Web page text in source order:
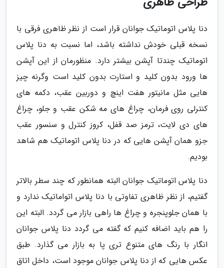
دنا پلاس اتوماتیک جوانان قرار است از نظر ظاهری فرقی با
نسخه قبلی خودش نداشته باشد، اما نسبت به دنا پلاس
اتوماتیک چندتا آپشن بیشتر دارد. منظورمان از این آپشن
ها ورود بدون کلید و استارت بدون کلید است وگرنه چیز
هایی مثل مانیتور هفت اینچ و دوربین عقب، دکمه های
کنترلی روی فرمان، چراغ های مه شکن عقب و جلو، چراغ
های دی لایت، ترمز صد قفل، کروز کنترل و سنسور عقب
جزو همان آپشن هایی که در دنا پلاس اتوماتیک هم شاهد
بودیم.
دنا پلاس اتوماتیک جوانان البته همانطور که چند سطر بالاتر
گفتیم، از نظر ظاهری تفاوتی با دنا پلاس اتواماتیک ندارد و
با همان جلوپنجره و چراغ ها راهی بازار می گردد. البته این
را هم باید اضافه کنیم که گفته می گردد دنا پلاس جوانان
انگار با رنگ های متنوع تری پا به بازار می گذارد. طبق
عکس هایی که از دنا پلاس جوانان موجود است، داخل اتاق